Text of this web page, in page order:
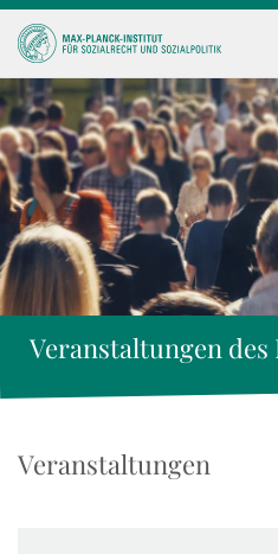
Veranstaltungen
Veranstaltungen